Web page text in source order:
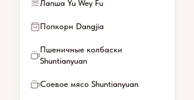
Лапша Yu Wey Fu
Попкорн Dangjia
Пшеничные колбаски
Shuntianyuan
Соевое мясо Shuntianyuan